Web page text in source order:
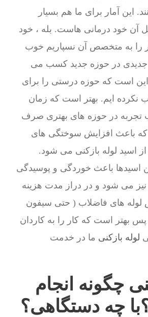
این آمار برای ما هم بسیار
آن خود درمانی هاست. بله ، خود
را به متخصص آن نسپاریم خوب
در حوزه جدید کسب می
است که حوزه درستی را برای
نکرده ایم. بهتر است که زمان
تجربه در حوزه های بهتری صرف
باعث افزایش سوختگی های
اسید لوله بازکنی می شود.
اسیدها باعث خوردگی و پوسیدگی
می شود و در دراز مدت هزینه
لوله های فاضلاب ( حتی سیفون
بهتر است که کار را به کاردان
لوله بازکنی ما در خدمت
چگونه انجام
چه دستگاهی؟